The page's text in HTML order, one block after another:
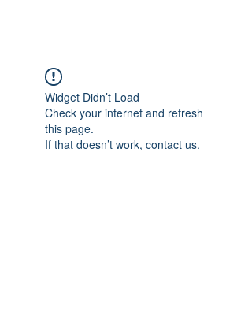
Widget Didn’t Load
Check your internet and refresh
this page.
If that doesn’t work, contact us.